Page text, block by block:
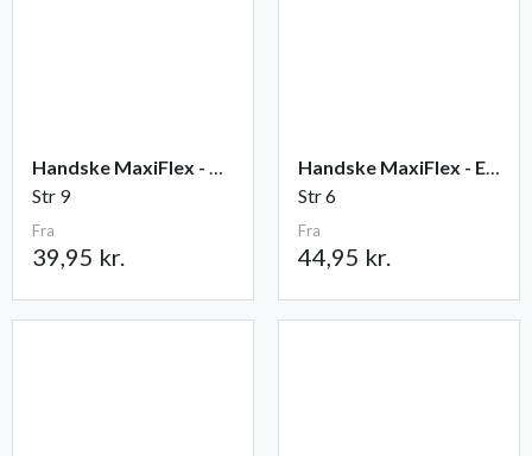
Handske MaxiFlex - Ultimate
Str 9
Fra
39,95 kr.
Handske MaxiFlex - Endurance
Str 6
Fra
44,95 kr.